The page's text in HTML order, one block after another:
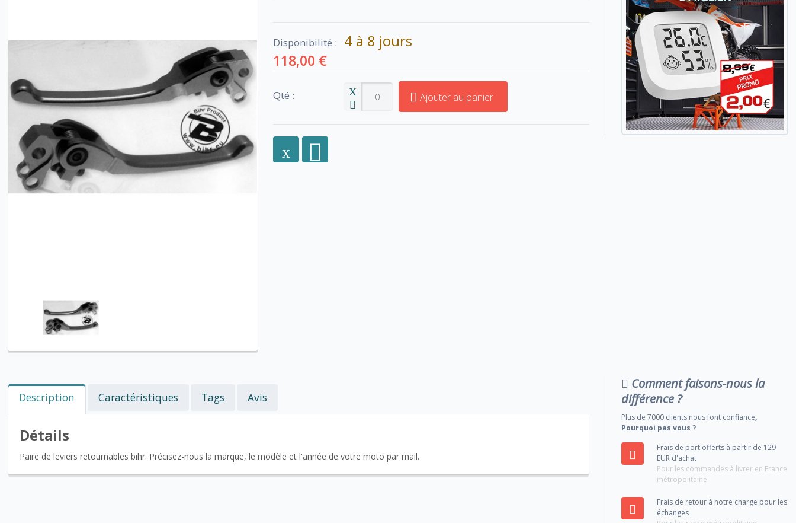
Disponibilité : 4 à 8 jours
118,00 €
Qté : Ajouter au panier
Description Caractéristiques Tags Avis
Détails
Paire de leviers retournables bihr. Précisez-nous la marque, le modèle et l'année de votre moto par mail.
Comment faisons-nous la
différence ?
Plus de 7000 clients nous font confiance,
Pourquoi pas vous ?
Frais de port offerts à partir de 129
EUR d'achat
Pour les commandes à livrer en France
métropolitaine
Frais de retour à notre charge pour les
échanges